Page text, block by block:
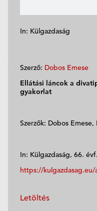
In: Külgazdaság
Szerző: Dobos Emese
Ellátási láncok a
gyakorlat
Szerzők: Dobos
In: Külgazdaság, 66.
https://
Letöltés